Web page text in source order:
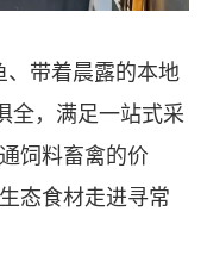
、带着晨露的本地
全，满足一站式采
饲料畜禽的价
态食材走进寻常